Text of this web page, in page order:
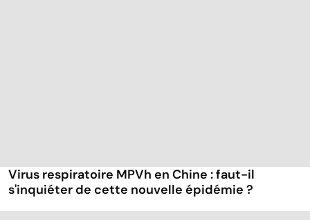
Virus respiratoire MPVh en Chine : faut-il
s'inquiéter de cette nouvelle épidémie ?